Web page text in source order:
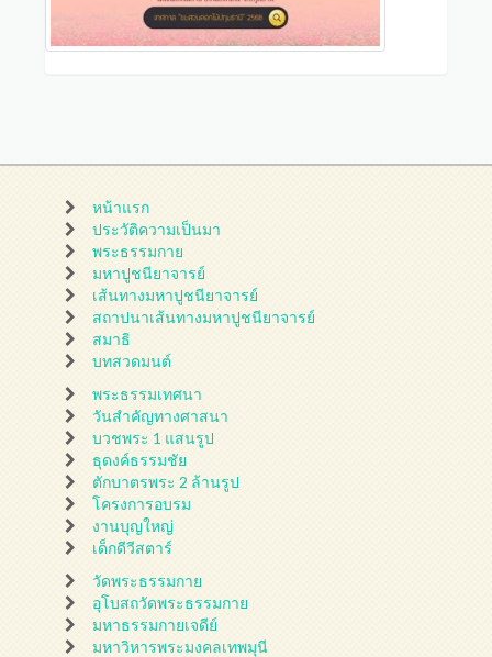
หน้าแรก
ประวัติความเป็นมา
พระธรรมกาย
มหาปูชนียาจารย์
เส้นทางมหาปูชนียาจารย์
สถาปนาเส้นทางมหาปูชนียาจารย์
สมาธิ
บทสวดมนต์
พระธรรมเทศนา
วันสำคัญทางศาสนา
บวชพระ 1 แสนรูป
ธุดงค์ธรรมชัย
ตักบาตรพระ 2 ล้านรูป
โครงการอบรม
งานบุญใหญ่
เด็กดีวีสตาร์
วัดพระธรรมกาย
อุโบสถวัดพระธรรมกาย
มหาธรรมกายเจดีย์
มหาวิหารพระมงคลเทพมุนี